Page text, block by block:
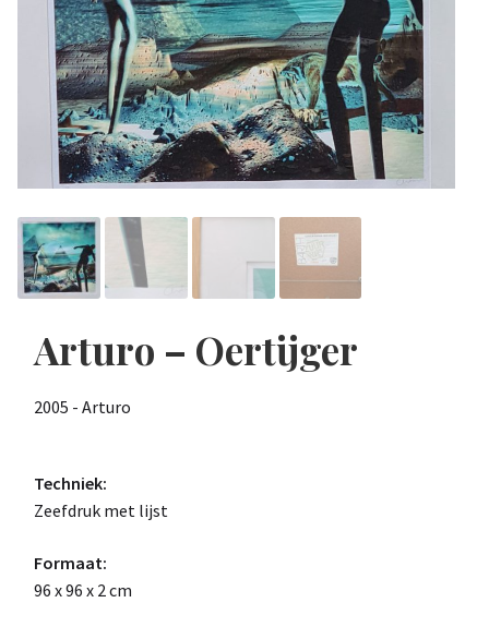
Arturo – Oertijger
2005 - Arturo
Techniek:
Zeefdruk met lijst
Formaat:
96 x 96 x 2 cm